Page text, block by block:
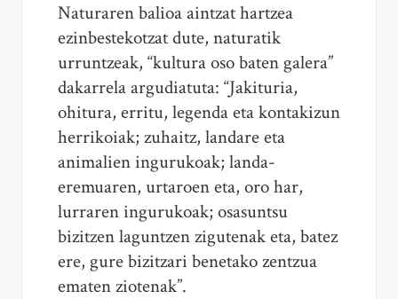
Naturaren balioa aintzat hartzea
ezinbestekotzat dute, naturatik
urruntzeak, “kultura oso baten galera”
dakarrela argudiatuta: “Jakituria,
ohitura, erritu, legenda eta kontakizun
herrikoiak; zuhaitz, landare eta
animalien ingurukoak; landa-
eremuaren, urtaroen eta, oro har,
lurraren ingurukoak; osasuntsu
bizitzen laguntzen zigutenak eta, batez
ere, gure bizitzari benetako zentzua
ematen ziotenak”.